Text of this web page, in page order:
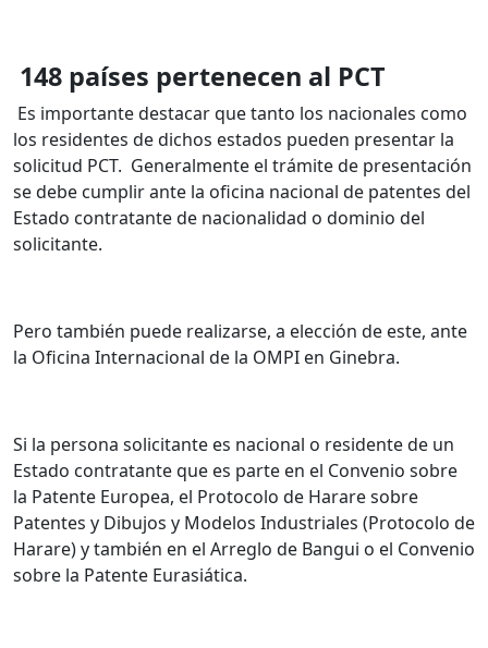
148 países pertenecen al PCT
Es importante destacar que tanto los nacionales como
los residentes de dichos estados pueden presentar la
solicitud PCT. Generalmente el trámite de presentación
se debe cumplir ante la oficina nacional de patentes del
Estado contratante de nacionalidad o dominio del
solicitante.
Pero también puede realizarse, a elección de este, ante
la Oficina Internacional de la OMPI en Ginebra.
Si la persona solicitante es nacional o residente de un
Estado contratante que es parte en el Convenio sobre
la Patente Europea, el Protocolo de Harare sobre
Patentes y Dibujos y Modelos Industriales (Protocolo de
Harare) y también en el Arreglo de Bangui o el Convenio
sobre la Patente Eurasiática.